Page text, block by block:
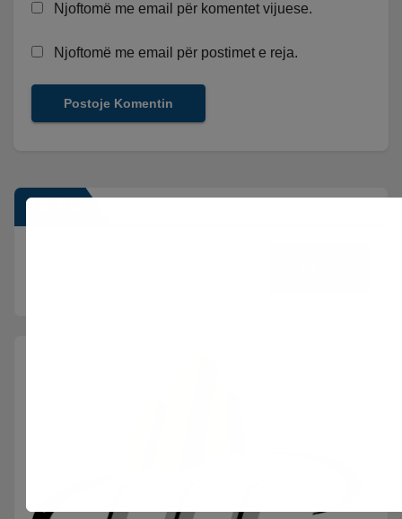
Njoftomë me email për komentet vijuese.
Njoftomë me email për postimet e reja.
Kërko